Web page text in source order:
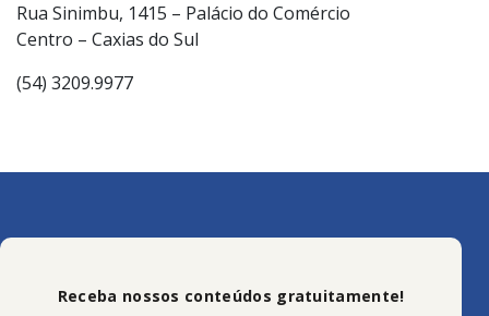
Rua Sinimbu, 1415 – Palácio do Comércio
Centro – Caxias do Sul
(54) 3209.9977
Receba nossos conteúdos gratuitamente!